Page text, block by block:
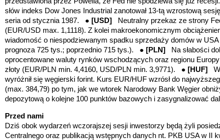
słów indeks Dow Jones Industrial zanotował 13-tą wzrostową
seria od stycznia 1987. ● [USD]
Neutralny przekaz ze strony
(EUR/USD max. 1,1118). Z kolei makroekonomicznym
wiadomość o niespodziewanym spadku sprzedaży domów w
prognoza 725 tys.; poprzednio 715 tys.). ● [PLN]
Na słabości
oprocentowane waluty rynków wschodzących oraz regionu
złoty (EUR/PLN min. 4,4160, USD/PLN min. 3,9771). ● [HUF]
wyróżnił się węgierski forint. Kurs EUR/HUF wzrósł do
(max. 384,79) po tym, jak we wtorek Narodowy Bank Węgier
depozytową o kolejne 100 punktów bazowych i zasygnalizować
Przed nami
Dziś obok wydarzeń wczorajszej sesji inwestorzy będą żyli
Centralnego oraz publikacją wstępnych danych nt. PKB USA w II